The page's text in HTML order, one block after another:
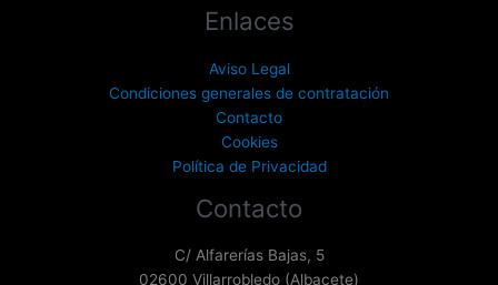
Enlaces
Aviso Legal
Condiciones generales de contratación
Contacto
Cookies
Política de Privacidad
Contacto
C/ Alfarerías Bajas, 5
02600 Villarrobledo (Albacete)